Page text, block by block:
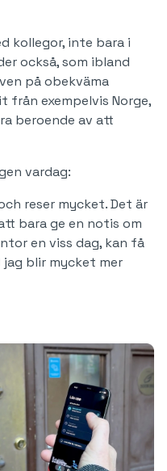
kollegor, inte bara i
också, som ibland
på obekväma
från exempelvis Norge,
beroende av att
vardag:
reser mycket. Det är
bara ge en notis om
en viss dag, kan få
blir mycket mer